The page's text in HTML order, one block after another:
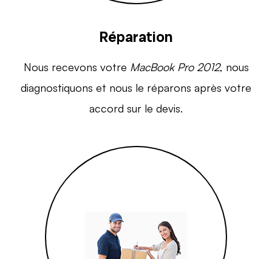
Réparation
Nous recevons votre MacBook Pro 2012, nous
diagnostiquons et nous le réparons après votre
accord sur le devis.